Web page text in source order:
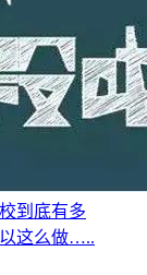
到底有多
这么做…..